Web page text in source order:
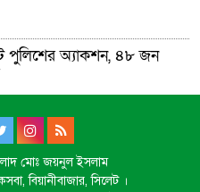
পুলিশের অ্যাকশন, ৪৮ জন
সেই দুই বাস চালকের বিরুদ্ধে
মোঃ জয়নুল ইসলাম
বিয়ানীবাজার, সিলেট ।